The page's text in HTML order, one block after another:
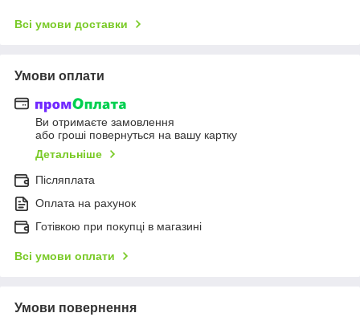
Всі умови доставки
Умови оплати
Ви отримаєте замовлення
або гроші повернуться на вашу картку
Детальніше
Післяплата
Оплата на рахунок
Готівкою при покупці в магазині
Всі умови оплати
Умови повернення